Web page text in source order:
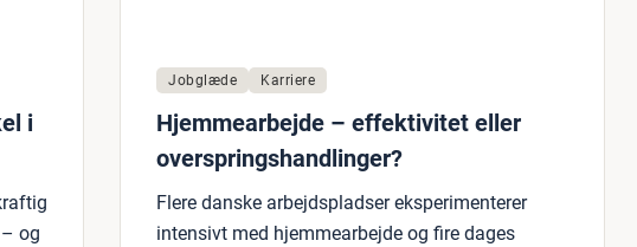
i
og
Jobglæde Karriere
Hjemmearbejde – effektivitet eller
overspringshandlinger?
Flere danske arbejdspladser eksperimenterer
intensivt med hjemmearbejde og fire dages